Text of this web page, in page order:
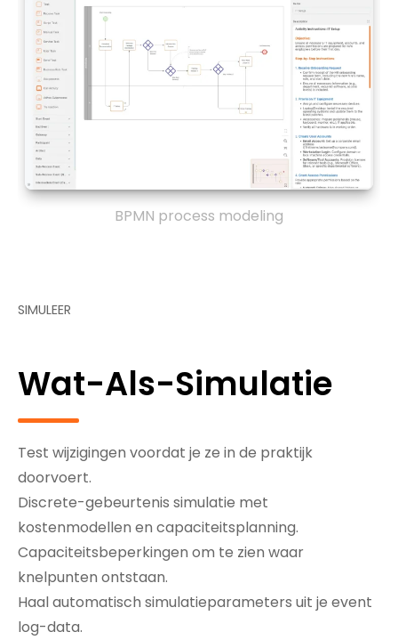
BPMN process modeling
SIMULEER
Wat-Als-Simulatie
Test wijzigingen voordat je ze in de praktijk
doorvoert.
Discrete-gebeurtenis simulatie met
kostenmodellen en capaciteitsplanning.
Capaciteitsbeperkingen om te zien waar
knelpunten ontstaan.
Haal automatisch simulatieparameters uit je event
log-data.